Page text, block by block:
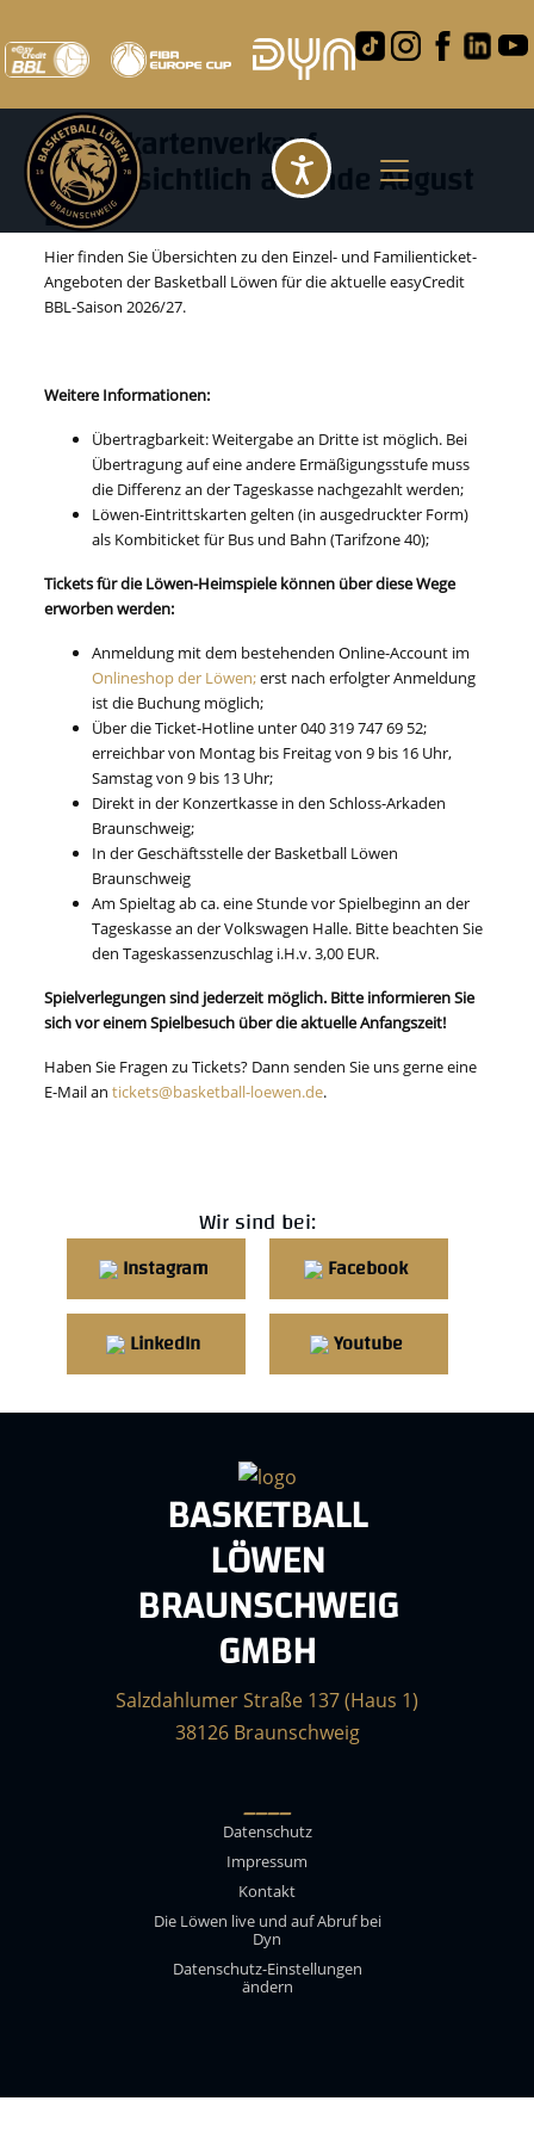
Einzelkarten 2026/27
Einzelkartenverkauf
voraussichtlich ab Ende August
2026
Hier finden Sie Übersichten zu den Einzel- und Familienticket-
Angeboten der Basketball Löwen für die aktuelle easyCredit
BBL-Saison 2026/27.
Weitere Informationen:
Übertragbarkeit: Weitergabe an Dritte ist möglich. Bei
Übertragung auf eine andere Ermäßigungsstufe muss
die Differenz an der Tageskasse nachgezahlt werden;
Löwen-Eintrittskarten gelten (in ausgedruckter Form)
als Kombiticket für Bus und Bahn (Tarifzone 40);
Tickets für die Löwen-Heimspiele können über diese Wege
erworben werden:
Anmeldung mit dem bestehenden Online-Account im
Onlineshop der Löwen;erst nach erfolgter Anmeldung
ist die Buchung möglich;
Über die Ticket-Hotline unter 040 319 747 69 52;
erreichbar von Montag bis Freitag von 9 bis 16 Uhr,
Samstag von 9 bis 13 Uhr;
Direkt in der Konzertkasse in den Schloss-Arkaden
Braunschweig;
In der Geschäftsstelle der Basketball Löwen
Braunschweig
Am Spieltag ab ca. eine Stunde vor Spielbeginn an der
Tageskasse an der Volkswagen Halle. Bitte beachten Sie
den Tageskassenzuschlag i.H.v. 3,00 EUR.
Spielverlegungen sind jederzeit möglich. Bitte informieren Sie
sich vor einem Spielbesuch über die aktuelle Anfangszeit!
Haben Sie Fragen zu Tickets? Dann senden Sie uns gerne eine
E-Mail antickets@basketball-loewen.de.
Wir sind bei:
Instagram Facebook
LinkedIn Youtube
BASKETBALL
LÖWEN
BRAUNSCHWEIG
GMBH
Salzdahlumer Straße 137 (Haus 1)
38126 Braunschweig
____
Datenschutz
Impressum
Kontakt
Die Löwen live und auf Abruf bei
Dyn
Datenschutz-Einstellungen
ändern